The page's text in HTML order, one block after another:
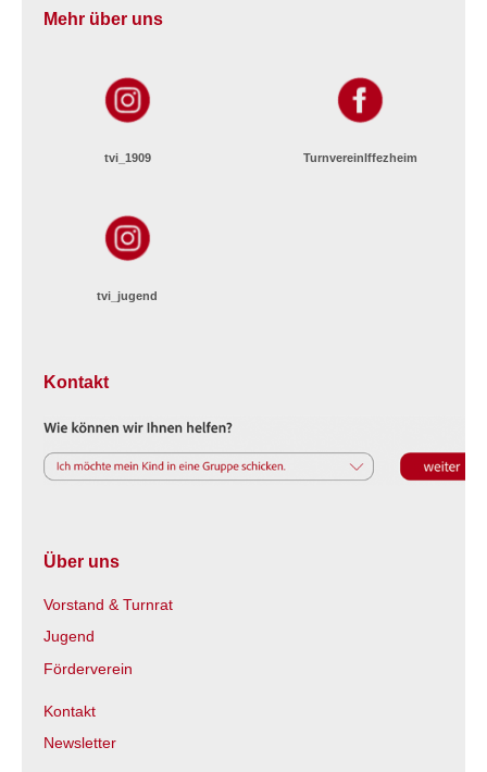
Mehr über uns
tvi_1909 TurnvereinIffezheim
tvi_jugend
Kontakt
Über uns
Vorstand & Turnrat
Jugend
Förderverein
Kontakt
Newsletter